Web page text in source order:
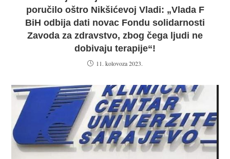
poručilo oštro Nikšićevoj Vladi: „Vlada F
BiH odbija dati novac Fondu solidarnosti
Zavoda za zdravstvo, zbog čega ljudi ne
dobivaju terapije“!
11. kolovoza 2023.